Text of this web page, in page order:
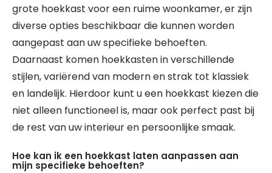
grote hoekkast voor een ruime woonkamer, er zijn
diverse opties beschikbaar die kunnen worden
aangepast aan uw specifieke behoeften.
Daarnaast komen hoekkasten in verschillende
stijlen, variërend van modern en strak tot klassiek
en landelijk. Hierdoor kunt u een hoekkast kiezen die
niet alleen functioneel is, maar ook perfect past bij
de rest van uw interieur en persoonlijke smaak.
Hoe kan ik een hoekkast laten aanpassen aan
mijn specifieke behoeften?